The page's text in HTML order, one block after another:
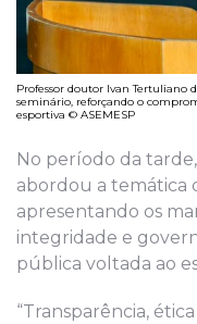
Professor doutor Ivan Tertuliano
seminário, reforçando o
esportiva © ASEMESP
No período da
abordou a temática
apresentando os
integridade e
pública voltada ao
“Transparência,